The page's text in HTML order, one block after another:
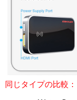
同じタイプの比較：